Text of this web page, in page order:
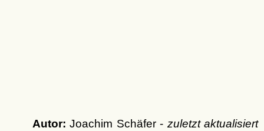
Autor: Joachim Schäfer - zuletzt aktualisiert